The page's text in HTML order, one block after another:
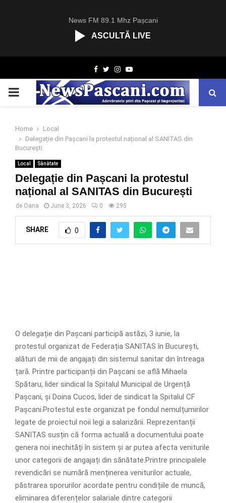
News FM 89.1 Mhz Pașcani
ASCULTĂ LIVE
Facebook
TwitterInstagram
Youtube
PRIMARY
Home
Local
Delegație din Pașcani la protestul național al SANITAS din
București
Local Sănătate
Delegație din Pașcani la protestul
național al SANITAS din București
de Oana June 3, 2026 0 295
SHARE 0
O delegație din Pașcani participă astăzi, 3 iunie, la
protestul organizat de Federația SANITAS în București,
alături de mii de angajați din sistemul sanitar din întreaga
țară. Printre participanții din Pașcani se află Mihaela
Spătaru, lider sindical la Spitalul Municipal de Urgență
Pașcani, și Doina Cucos, lider de sindicat la Spitalul CF
Pașcani.Protestul este organizat pe fondul nemulțumirilor
legate de proiectul noii legi a salarizării. Reprezentanții
SANITAS susțin că forma actuală a documentului poate
genera noi inechități în sistem și ar putea afecta veniturile
unor categorii de angajați din sănătate.Printre principalele
revendicări se numără menținerea veniturilor actuale,
păstrarea sporurilor acordate pentru condițiile de muncă,
eliminarea diferențelor salariale dintre categorii